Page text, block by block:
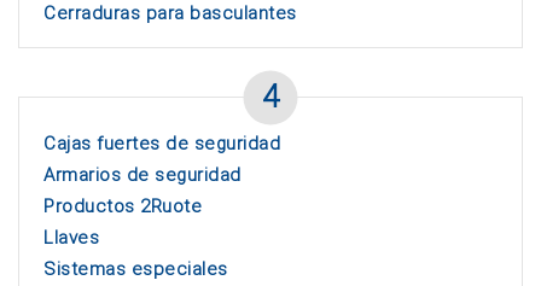
Cerraduras para basculantes
4
Cajas fuertes de seguridad
Armarios de seguridad
Productos 2Ruote
Llaves
Sistemas especiales